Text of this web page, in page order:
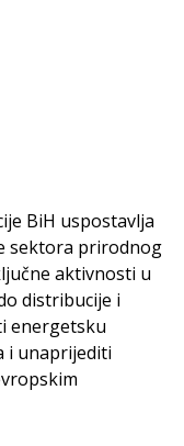
BiH uspostavlja
sektora prirodnog
aktivnosti u
distribucije i
energetsku
i unaprijediti